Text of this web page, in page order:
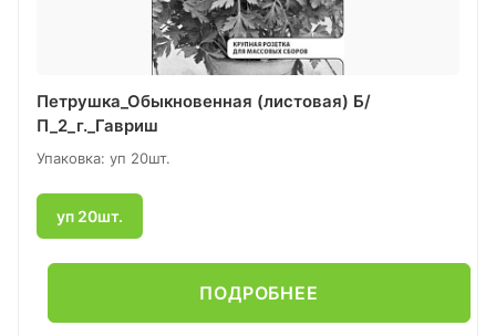
Петрушка_Обыкновенная (листовая) Б/
П_2_г._Гавриш
Упаковка: уп 20шт.
уп 20шт.
ПОДРОБНЕЕ